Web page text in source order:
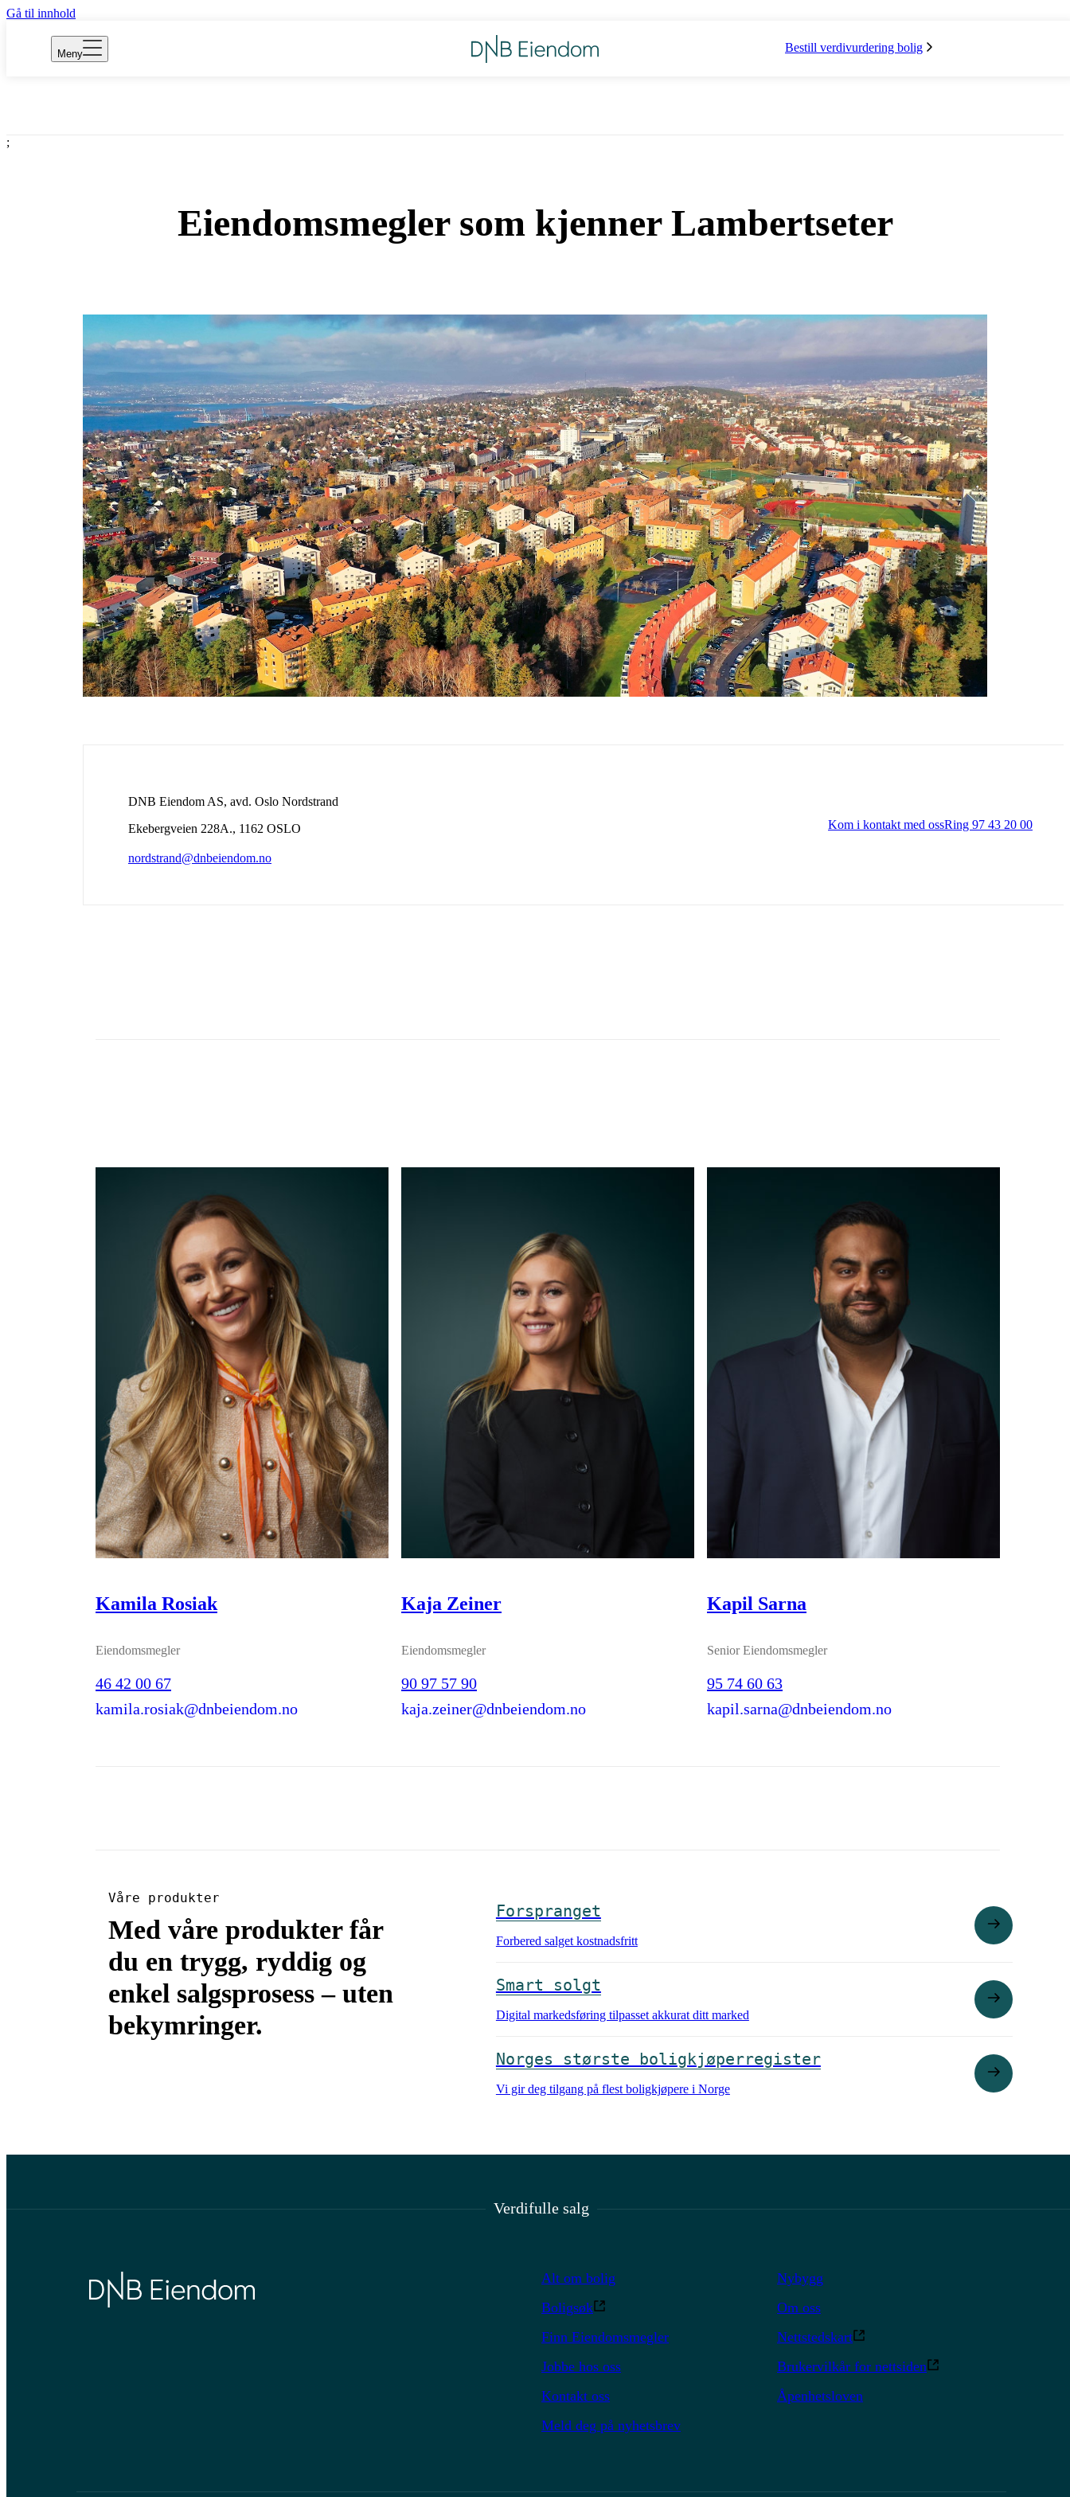
Gå til innhold
Meny Bestill verdivurdering bolig
;
Eiendomsmegler som kjenner Lambertseter
DNB Eiendom AS, avd. Oslo Nordstrand
Ekebergveien 228A., 1162 OSLO
nordstrand@dnbeiendom.no
Kom i kontakt med ossRing 97 43 20 00
Kamila Rosiak
Eiendomsmegler
46 42 00 67
kamila.rosiak@dnbeiendom.no
Kaja Zeiner
Eiendomsmegler
90 97 57 90
kaja.zeiner@dnbeiendom.no
Kapil Sarna
Senior Eiendomsmegler
95 74 60 63
kapil.sarna@dnbeiendom.no
Våre produkter
Med våre produkter får
du en trygg, ryddig og
enkel salgsprosess – uten
bekymringer.
Forspranget
Forbered salget kostnadsfritt
Smart solgt
Digital markedsføring tilpasset akkurat ditt marked
Norges største boligkjøperregister
Vi gir deg tilgang på flest boligkjøpere i Norge
Verdifulle salg
Alt om bolig
Boligsøk
Finn Eiendomsmegler
Jobbe hos oss
Kontakt oss
Meld deg på nyhetsbrev
Nybygg
Om oss
Nettstedskart
Brukervilkår for nettsiden
Åpenhetsloven